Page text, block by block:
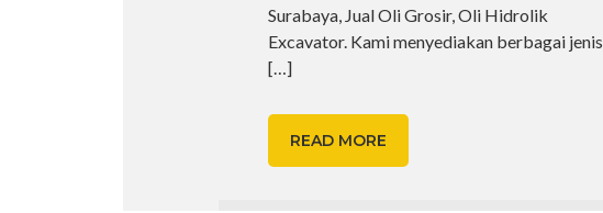
Surabaya, Jual Oli Grosir, Oli Hidrolik
Excavator. Kami menyediakan berbagai jenis
[…]
READ MORE